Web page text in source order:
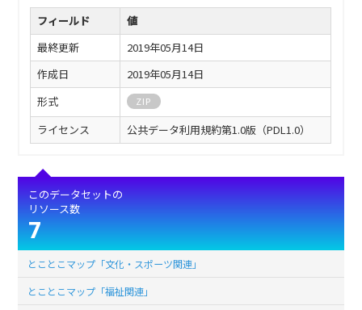
フィールド
値
最終更新
2019年05月14日
作成日
2019年05月14日
形式
ZIP
ライセンス 公共データ利用規約第1.0版（PDL1.0）
このデータセットの
リソース数
7
とことこマップ「文化・スポーツ関連」
とことこマップ「福祉関連」